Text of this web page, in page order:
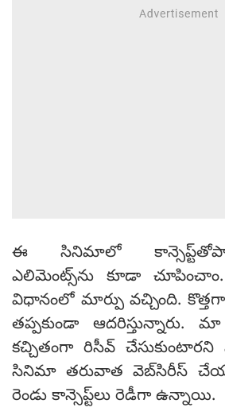
ఈ సినిమాలో
ఎలిమెంట్స్‌ను కూడా
విధానంలో మార్పు వచ్చింది.
తప్పకుండా
కచ్చితంగా రిసీవ్
సినిమా తరువాత వెబ్‌సిరీస్
రెండు కాన్సెప్ట్‌లు రెడీగా ఉన్నాయి.